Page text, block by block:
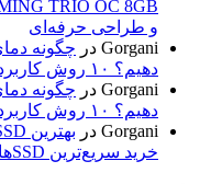
و طراحی حرفه‌ای
Gorgani در چگونه
دهیم؟ ۱۰ روش کاربردی برای خنک نگه داشتن سیستم
Gorgani در چگونه
دهیم؟ ۱۰ روش کاربردی برای خنک نگه داشتن سیستم
Gorgani در
خرید سریع‌ترین SSDهای NVMe